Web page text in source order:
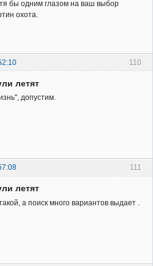
бы одним глазом на ваш выбор
охота.
110
летят
допустим.
111
летят
а поиск много вариантов выдает .